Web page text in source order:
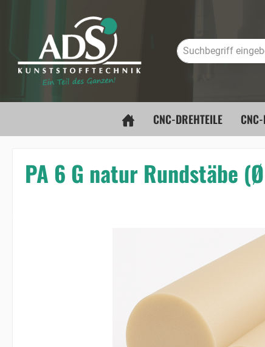
Zur Hauptnavigation springen
CNC-DREHTEILE
PA 6 G natur Rundstäbe